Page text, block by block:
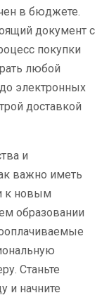
в бюджете.
документ с
покупки
любой
электронных
доставкой
и
важно иметь
к новым
образовании
Станьте
и начните